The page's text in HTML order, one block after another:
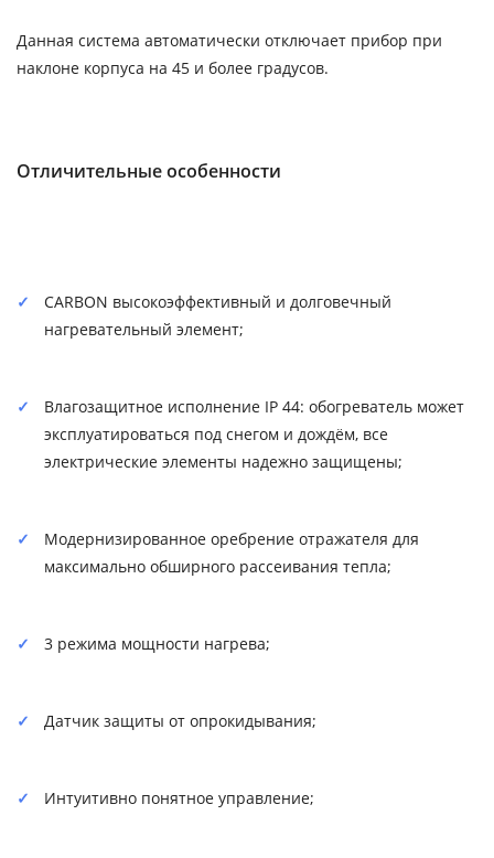
Данная система автоматически отключает прибор при
наклоне корпуса на 45 и более градусов.
Отличительные особенности
CARBON высокоэффективный и долговечный
нагревательный элемент;
Влагозащитное исполнение IP 44: обогреватель может
эксплуатироваться под снегом и дождём, все
электрические элементы надежно защищены;
Модернизированное оребрение отражателя для
максимально обширного рассеивания тепла;
3 режима мощности нагрева;
Датчик защиты от опрокидывания;
Интуитивно понятное управление;